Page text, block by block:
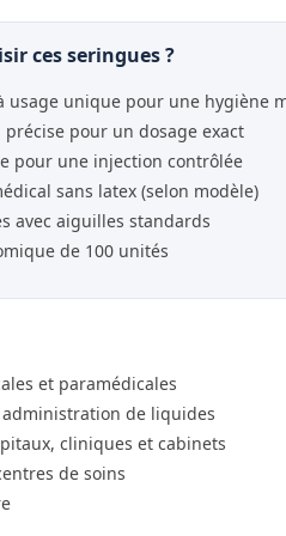
ces seringues ?
usage unique pour une hygiène
pour un dosage exact
pour une injection contrôlée
sans latex (selon modèle)
avec aiguilles standards
de 100 unités
et paramédicales
administration de liquides
cliniques et cabinets
de soins